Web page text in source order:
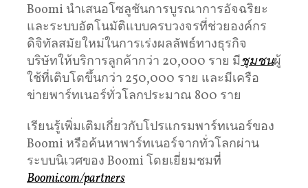
Boomi นำเสนอโซลูชันการบูรณาการอัจฉริยะ
และระบบอัตโนมัติแบบครบวงจรที่ช่วยองค์กร
ดิจิทัลสมัยใหม่ในการเร่งผลลัพธ์ทางธุรกิจ
บริษัทให้บริการลูกค้ากว่า 20,000 ราย มีชุมชนผู้
ใช้ที่เติบโตขึ้นกว่า 250,000 ราย และมีเครือ
ข่ายพาร์ทเนอร์ทั่วโลกประมาณ 800 ราย
เรียนรู้เพิ่มเติมเกี่ยวกับโปรแกรมพาร์ทเนอร์ของ
Boomi หรือค้นหาพาร์ทเนอร์จากทั่วโลกผ่าน
ระบบนิเวศของ Boomi โดยเยี่ยมชมที่
Boomi.com/partners